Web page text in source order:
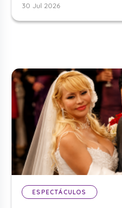
30 Jul 2026
ESPECTÁCULOS